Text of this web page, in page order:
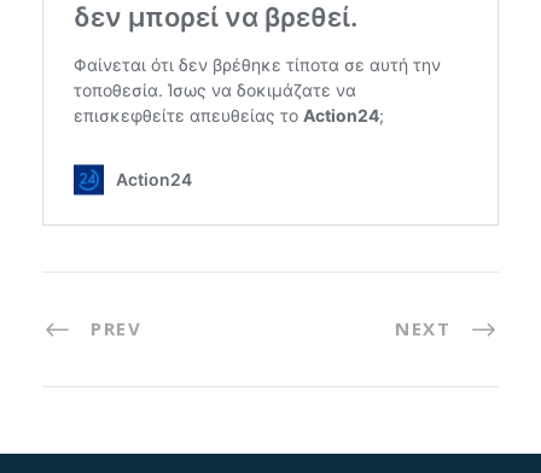
PREV NEXT